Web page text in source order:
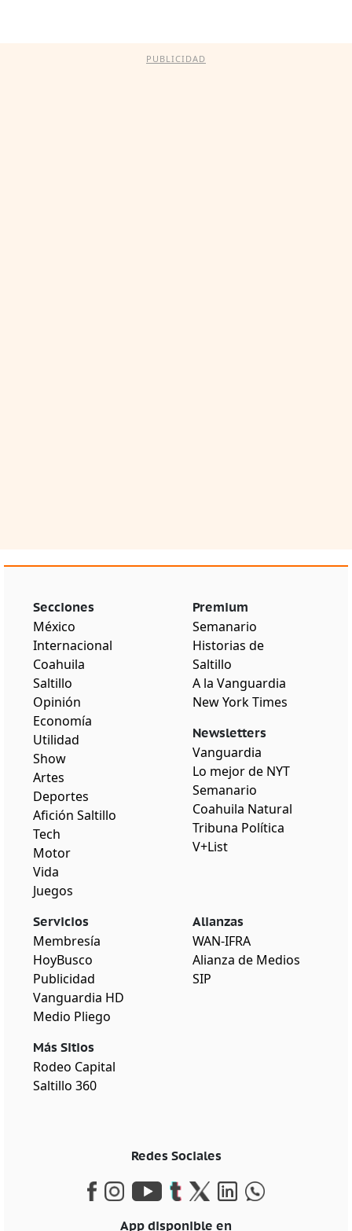
PUBLICIDAD
Secciones
México
Internacional
Coahuila
Saltillo
Opinión
Economía
Utilidad
Show
Artes
Deportes
Afición Saltillo
Tech
Motor
Vida
Juegos
Premium
Semanario
Historias de
Saltillo
A la Vanguardia
New York Times
Newsletters
Vanguardia
Lo mejor de NYT
Semanario
Coahuila Natural
Tribuna Política
V+List
Servicios
Membresía
HoyBusco
Publicidad
Vanguardia HD
Medio Pliego
Más Sitios
Rodeo Capital
Saltillo 360
Alianzas
WAN-IFRA
Alianza de Medios
SIP
Redes Sociales
App disponible en